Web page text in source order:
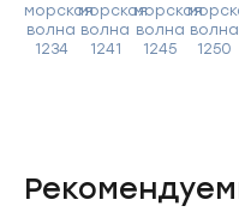
морская
волна
1234
морская
волна
1241
морская
волна
1245
волна
1250